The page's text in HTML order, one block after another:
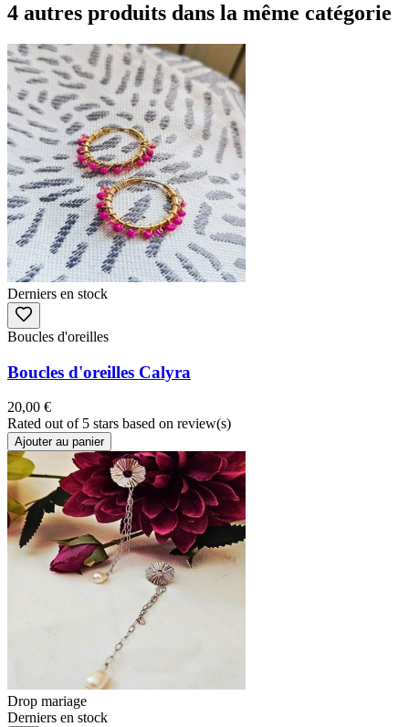
4 autres produits dans la même catégorie
Derniers en stock
Boucles d'oreilles
Boucles d'oreilles Calyra
20,00 €
Rated out of 5 stars based on review(s)
Ajouter au panier
Drop mariage
Derniers en stock